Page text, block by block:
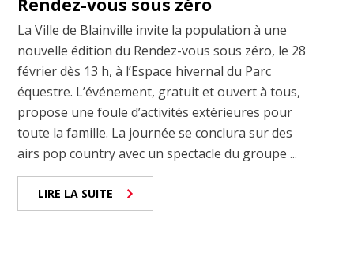
Rendez-vous sous zéro
La Ville de Blainville invite la population à une
nouvelle édition du Rendez-vous sous zéro, le 28
février dès 13 h, à l’Espace hivernal du Parc
équestre. L’événement, gratuit et ouvert à tous,
propose une foule d’activités extérieures pour
toute la famille. La journée se conclura sur des
airs pop country avec un spectacle du groupe ...
LIRE LA SUITE